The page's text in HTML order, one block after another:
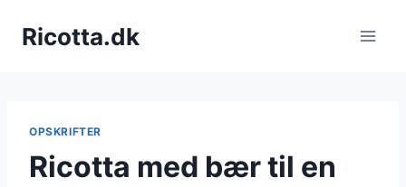
Ricotta.dk
OPSKRIFTER
Ricotta med bær til en